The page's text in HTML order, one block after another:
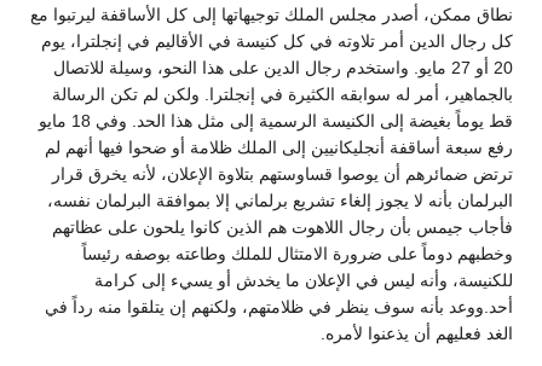
نطاق ممكن، أصدر مجلس الملك توجيهاتها إلى كل الأساقفة ليرتبوا مع
كل رجال الدين أمر تلاوته في كل كنيسة في الأقاليم في إنجلترا، يوم
20 أو 27 مايو. واستخدم رجال الدين على هذا النحو، وسيلة للاتصال
بالجماهير، أمر له سوابقه الكثيرة في إنجلترا. ولكن لم تكن الرسالة
قط يوماً بغيضة إلى الكنيسة الرسمية إلى مثل هذا الحد. وفي 18 مايو
رفع سبعة أساقفة أنجليكانيين إلى الملك ظلامة أو ضحوا فيها أنهم لم
ترتض ضمائرهم أن يوصوا قساوستهم بتلاوة الإعلان، لأنه يخرق قرار
البرلمان بأنه لا يجوز إلغاء تشريع برلماني إلا بموافقة البرلمان نفسه،
فأجاب جيمس بأن رجال اللاهوت هم الذين كانوا يلحون على عظاتهم
وخطبهم دوماً على ضرورة الامتثال للملك وطاعته بوصفه رئيساً
للكنيسة، وأنه ليس في الإعلان ما يخدش أو يسيء إلى كرامة
أحد.ووعد بأنه سوف ينظر في ظلامتهم، ولكنهم إن يتلقوا منه رداً في
الغد فعليهم أن يذعنوا لأمره.